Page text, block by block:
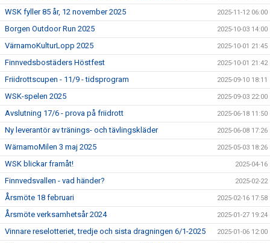
WSK fyller 85 år, 12 november 2025 2025-11-12 06:00
Borgen Outdoor Run 2025 2025-10-03 14:00
VärnamoKulturLopp 2025 2025-10-01 21:45
Finnvedsbostäders Höstfest 2025-10-01 21:42
Friidrottscupen - 11/9 - tidsprogram 2025-09-10 18:11
WSK-spelen 2025 2025-09-03 22:00
Avslutning 17/6 - prova på friidrott 2025-06-18 11:50
Ny leverantör av tränings- och tävlingskläder 2025-06-08 17:26
WärnamoMilen 3 maj 2025 2025-05-03 18:26
WSK blickar framåt! 2025-04-16
Finnvedsvallen - vad händer? 2025-02-22
Årsmöte 18 februari 2025-02-16 17:58
Årsmöte verksamhetsår 2024 2025-01-27 19:24
Vinnare reselotteriet, tredje och sista dragningen 6/1-2025 2025-01-06 12:00